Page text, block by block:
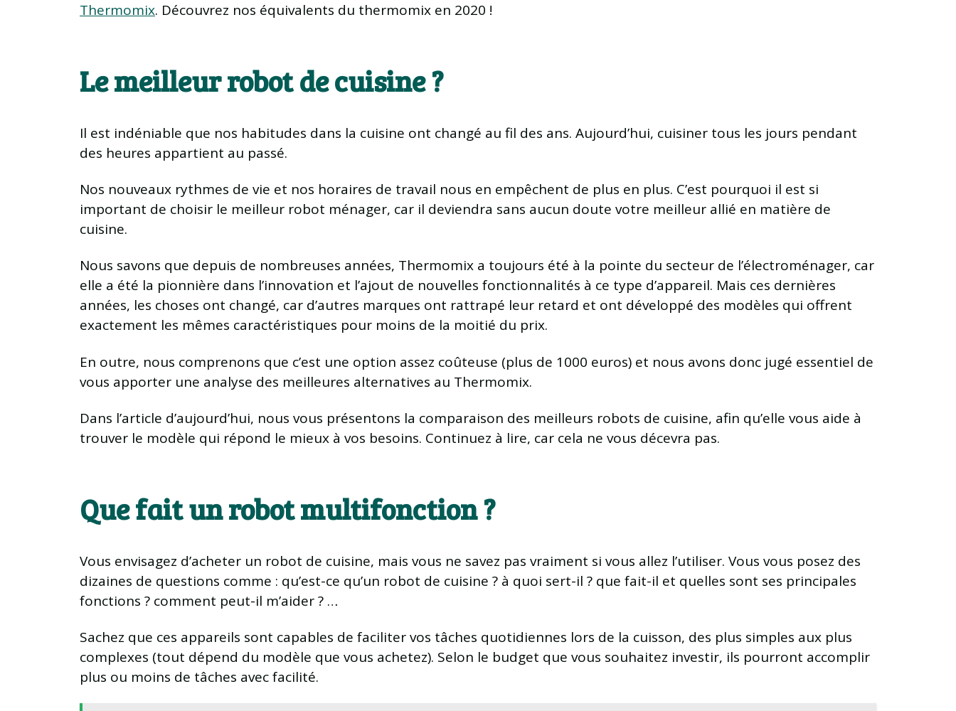
Thermomix. Découvrez nos équivalents du thermomix en 2020 !
Le meilleur robot de cuisine ?
Il est indéniable que nos habitudes dans la cuisine ont changé au fil des ans. Aujourd’hui, cuisiner tous les jours pendant
des heures appartient au passé.
Nos nouveaux rythmes de vie et nos horaires de travail nous en empêchent de plus en plus. C’est pourquoi il est si
important de choisir le meilleur robot ménager, car il deviendra sans aucun doute votre meilleur allié en matière de
cuisine.
Nous savons que depuis de nombreuses années, Thermomix a toujours été à la pointe du secteur de l’électroménager, car
elle a été la pionnière dans l’innovation et l’ajout de nouvelles fonctionnalités à ce type d’appareil. Mais ces dernières
années, les choses ont changé, car d’autres marques ont rattrapé leur retard et ont développé des modèles qui offrent
exactement les mêmes caractéristiques pour moins de la moitié du prix.
En outre, nous comprenons que c’est une option assez coûteuse (plus de 1000 euros) et nous avons donc jugé essentiel de
vous apporter une analyse des meilleures alternatives au Thermomix.
Dans l’article d’aujourd’hui, nous vous présentons la comparaison des meilleurs robots de cuisine, afin qu’elle vous aide à
trouver le modèle qui répond le mieux à vos besoins. Continuez à lire, car cela ne vous décevra pas.
Que fait un robot multifonction ?
Vous envisagez d’acheter un robot de cuisine, mais vous ne savez pas vraiment si vous allez l’utiliser. Vous vous posez des
dizaines de questions comme : qu’est-ce qu’un robot de cuisine ? à quoi sert-il ? que fait-il et quelles sont ses principales
fonctions ? comment peut-il m’aider ? …
Sachez que ces appareils sont capables de faciliter vos tâches quotidiennes lors de la cuisson, des plus simples aux plus
complexes (tout dépend du modèle que vous achetez). Selon le budget que vous souhaitez investir, ils pourront accomplir
plus ou moins de tâches avec facilité.